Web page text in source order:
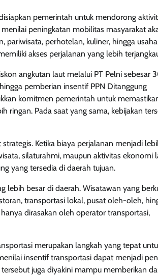
pemerintah untuk mendorong
peningkatan mobilitas masyarakat
pariwisata, perhotelan, kuliner, hingga
akses perjalanan yang lebih
angkutan laut melalui PT Pelni sebesar
pemberian insentif PPN Ditanggung
komitmen pemerintah untuk
ringan. Pada saat yang sama, kebijakan
Ketika biaya perjalanan menjadi
silaturahmi, maupun aktivitas ekonomi
yang tersedia di daerah tujuan.
lebih besar di daerah. Wisatawan yang
transportasi lokal, pusat oleh-oleh,
dirasakan oleh operator transportasi,
merupakan langkah yang tepat
insentif transportasi dapat menjadi
juga diyakini mampu memberikan